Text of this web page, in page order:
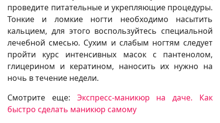
проведите питательные и укрепляющие процедуры.
Тонкие и ломкие ногти необходимо насытить
кальцием, для этого воспользуйтесь специальной
лечебной смесью. Сухим и слабым ногтям следует
пройти курс интенсивных масок с пантенолом,
глицерином и кератином, наносить их нужно на
ночь в течение недели.
Смотрите еще: Экспресс-маникюр на даче. Как
быстро сделать маникюр самому